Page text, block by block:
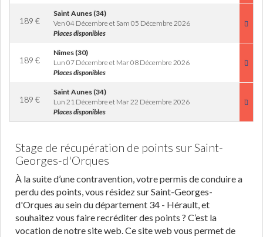
189 €
Saint Aunes (34)
Ven 04 Décembre et Sam 05 Décembre 2026
Places disponibles
189 €
Nimes (30)
Lun 07 Décembre et Mar 08 Décembre 2026
Places disponibles
189 €
Saint Aunes (34)
Lun 21 Décembre et Mar 22 Décembre 2026
Places disponibles
Stage de récupération de points sur Saint-
Georges-d'Orques
À la suite d’une contravention, votre permis de conduire a
perdu des points, vous résidez sur Saint-Georges-
d'Orques au sein du département 34 - Hérault, et
souhaitez vous faire recréditer des points ? C’est la
vocation de notre site web. Ce site web vous permet de